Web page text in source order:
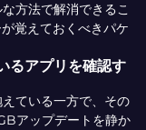
方法で解消できるこ
覚えておくべきパケ
るアプリを確認す
ている一方で、その
アップデートを静か